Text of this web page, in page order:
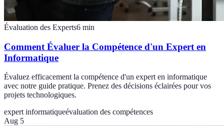
Évaluation des Experts6 min
Comment Évaluer la Compétence d'un Expert en
Informatique
Évaluez efficacement la compétence d'un expert en informatique
avec notre guide pratique. Prenez des décisions éclairées pour vos
projets technologiques.
expert informatiqueévaluation des compétences
Aug 5